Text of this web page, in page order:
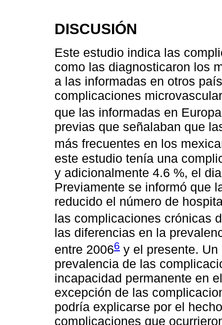
DISCUSIÓN
Este estudio indica las
como las diagnosticaron los
a las informadas en otros
complicaciones
que las informadas en
previas que señalaban que
más frecuentes en los
este estudio tenía una
y adicionalmente 4.6 %, el
Previamente se informó que
reducido el número de
las complicaciones crónicas
las diferencias en la
entre 20066 y el presente.
prevalencia de las
incapacidad permanente en
excepción de las
podría explicarse por el
complicaciones que